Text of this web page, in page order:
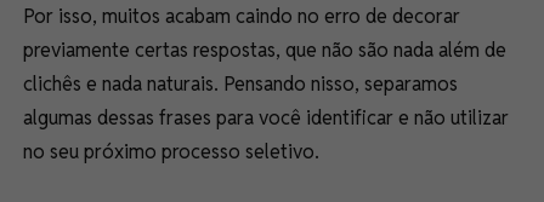
Por isso, muitos acabam caindo no erro de decorar
previamente certas respostas, que não são nada além de
clichês e nada naturais. Pensando nisso, separamos
algumas dessas frases para você identificar e não utilizar
no seu próximo processo seletivo.